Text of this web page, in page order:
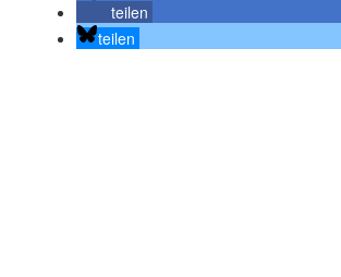
teilen
teilen